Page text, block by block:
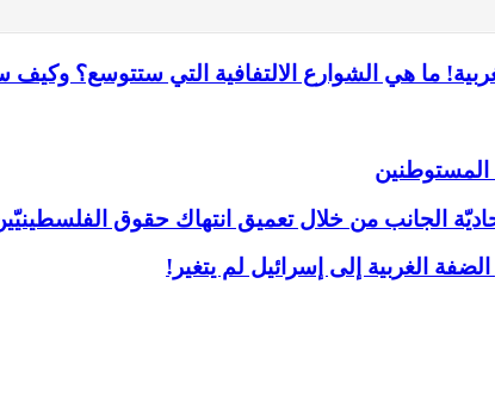
ما هي الشوارع الالتفافية التي ستتوسع؟
الجانب من خلال تعميق انتهاك حقوق
الغربية إلى إسرائيل لم يتغير!